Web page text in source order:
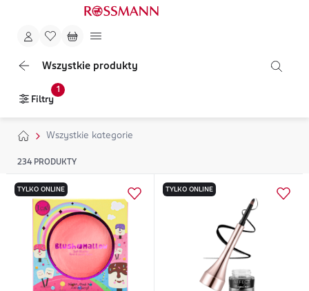
Wszystkie produkty
Filtry
1
Wszystkie kategorie
234 PRODUKTY
TYLKO ONLINE TYLKO ONLINE